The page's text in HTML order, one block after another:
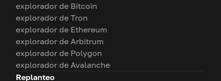
explorador de Bitcoin
explorador de Tron
explorador de Ethereum
explorador de Arbitrum
explorador de Polygon
explorador de Avalanche
Replanteo